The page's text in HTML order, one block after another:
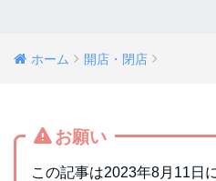
ホーム 開店・閉店
お願い
この記事は2023年8月11日